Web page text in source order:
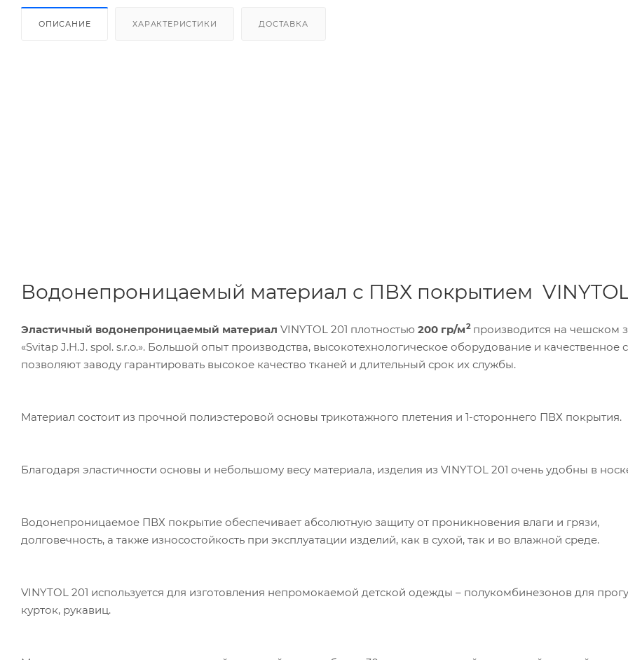
ОПИСАНИЕ ХАРАКТЕРИСТИКИ ДОСТАВКА
Водонепроницаемый материал с ПВХ покрытием VINYTOL
Эластичный водонепроницаемый материал VINYTOL 201 плотностью 200 гр/м2 производится на чешском
«Svitap J.H.J. spol. s.r.o.». Большой опыт производства, высокотехнологическое оборудование и качественное
позволяют заводу гарантировать высокое качество тканей и длительный срок их службы.
Материал состоит из прочной полиэстеровой основы трикотажного плетения и 1-стороннего ПВХ покрытия.
Благодаря эластичности основы и небольшому весу материала, изделия из VINYTOL 201 очень удобны в
Водонепроницаемое ПВХ покрытие обеспечивает абсолютную защиту от проникновения влаги и грязи,
долговечность, а также износостойкость при эксплуатации изделий, как в сухой, так и во влажной среде.
VINYTOL 201 используется для изготовления непромокаемой детской одежды – полукомбинезонов для
курток, рукавиц.